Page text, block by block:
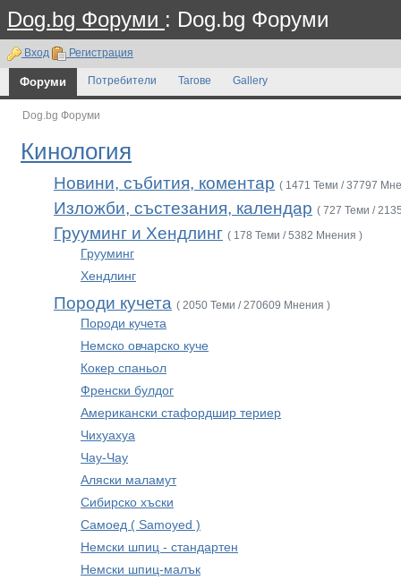
Dog.bg Форуми : Dog.bg Форуми
Вход Регистрация
Форуми Потребители Тагове Gallery
Dog.bg Форуми
Кинология
Новини, събития, коментар ( 1471 Теми / 37797
Изложби, състезания, календар ( 727 Теми /
Грууминг и Хендлинг ( 178 Теми / 5382 Мнения )
Грууминг
Хендлинг
Породи кучета ( 2050 Теми / 270609 Мнения )
Породи кучета
Немско овчарско куче
Кокер спаньол
Френски булдог
Американски стафордшир териер
Чихуахуа
Чау-Чау
Аляски маламут
Сибирско хъски
Самоед ( Samoyed )
Немски шпиц - стандартен
Немски шпиц-малък